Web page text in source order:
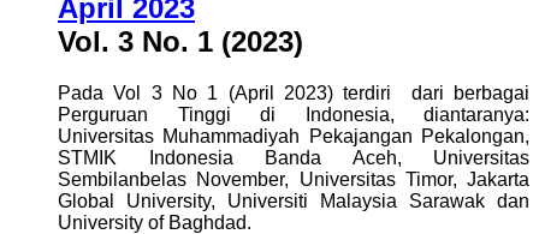
April 2023
Vol. 3 No. 1 (2023)
Pada Vol 3 No 1 (April 2023) terdiri dari berbagai
Perguruan Tinggi di Indonesia, diantaranya:
Universitas Muhammadiyah Pekajangan Pekalongan,
STMIK Indonesia Banda Aceh, Universitas
Sembilanbelas November, Universitas Timor, Jakarta
Global University, Universiti Malaysia Sarawak dan
University of Baghdad.